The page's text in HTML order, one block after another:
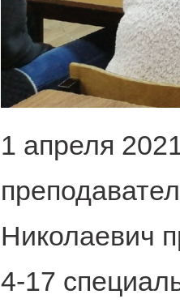
1 апреля
Николаевич
4-17